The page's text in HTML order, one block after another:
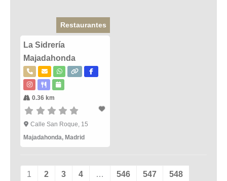
Restaurantes
La Sidrería
Majadahonda
0.36 km
Calle San Roque, 15
Majadahonda, Madrid
1 2 3 4 … 546 547 548